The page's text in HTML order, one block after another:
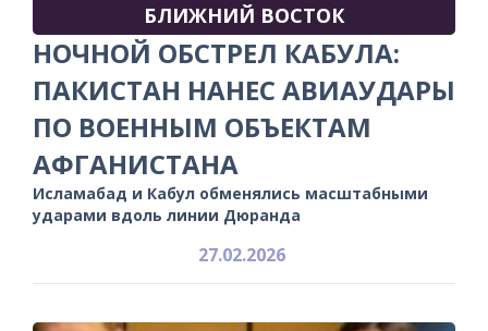
БЛИЖНИЙ ВОСТОК
НОЧНОЙ ОБСТРЕЛ КАБУЛА:
ПАКИСТАН НАНЕС АВИАУДАРЫ
ПО ВОЕННЫМ ОБЪЕКТАМ
АФГАНИСТАНА
Исламабад и Кабул обменялись масштабными
ударами вдоль линии Дюранда
27.02.2026